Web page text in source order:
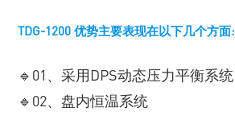
TDG-1200 优势主要表现在以下几个方面:
🔹01、采用DPS动态压力平衡系统
🔹02、盘内恒温系统